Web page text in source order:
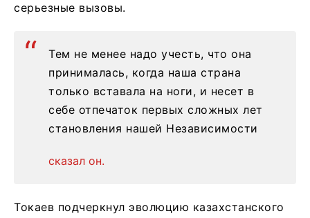
серьезные вызовы.
Тем не менее надо учесть, что она
принималась, когда наша страна
только вставала на ноги, и несет в
себе отпечаток первых сложных лет
становления нашей Независимости
сказал он.
Токаев подчеркнул эволюцию казахстанского